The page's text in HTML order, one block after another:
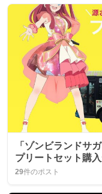
「ゾンビランドサ
プリートセット購
29件のポスト